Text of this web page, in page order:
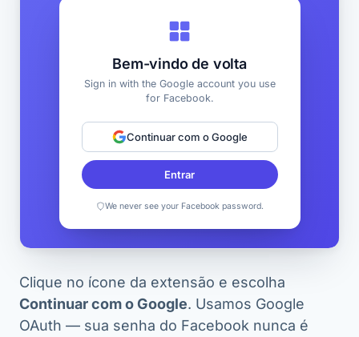
Bem-vindo de volta
Sign in with the Google account you use
for Facebook.
Continuar com o Google
Entrar
We never see your Facebook password.
Clique no ícone da extensão e escolha
Continuar com o Google. Usamos Google
OAuth — sua senha do Facebook nunca é